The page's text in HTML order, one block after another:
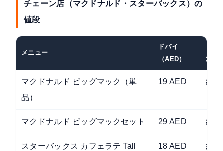
チェーン店（マクドナルド・スターバックス）の
値段
メニュー
ドバイ
（AED）
算）
マクドナルド ビッグマック（単
品）
19 AED 約
マクドナルド ビッグマックセット 29 AED 約
スターバックス カフェラテ Tall 18 AED 約